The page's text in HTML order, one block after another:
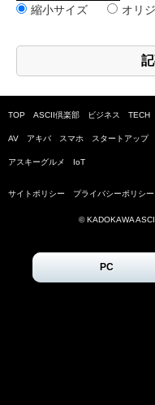
縮小サイズ オリ
TOP ASCII倶楽部 ビジネス TECH
AV アキバ スマホ スタートアップ
アスキーグルメ IoT
サイトポリシー プライバシーポリシー
© KADOKAWA
PC